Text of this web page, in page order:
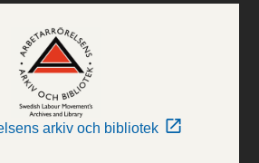
arkiv och bibliotek